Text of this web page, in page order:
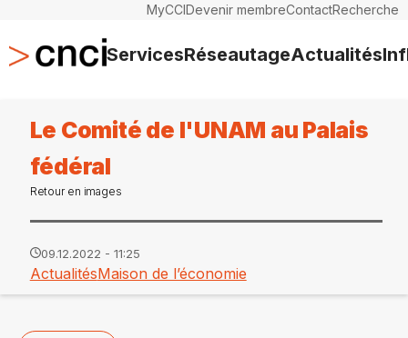
MyCCIDevenir membreContactRecherche
ServicesRéseautageActualités
Le Comité de l'UNAM au Palais
fédéral
Retour en images
09.12.2022 - 11:25
ActualitésMaison de l’économie